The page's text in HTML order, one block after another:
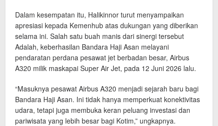
Dalam kesempatan itu, Halikinnor turut menyampaikan
apresiasi kepada Kemenhub atas dukungan yang diberikan
selama ini. Salah satu buah manis dari sinergi tersebut
Adalah, keberhasilan Bandara Haji Asan melayani
pendaratan perdana pesawat jet berbadan besar, Airbus
A320 milik maskapai Super Air Jet, pada 12 Juni 2026 lalu.
“Masuknya pesawat Airbus A320 menjadi sejarah baru bagi
Bandara Haji Asan. Ini tidak hanya memperkuat konektivitas
udara, tetapi juga membuka keran peluang investasi dan
pariwisata yang lebih besar bagi Kotim,” ungkapnya.